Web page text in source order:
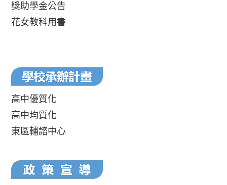
獎助學金公告
花女教科用書
高中優質化
高中均質化
東區輔諮中心